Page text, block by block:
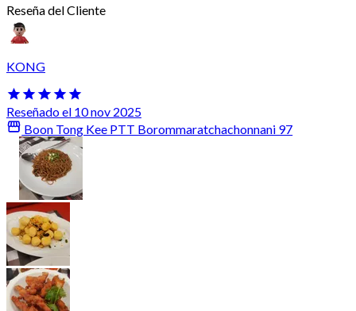
Reseña del Cliente
KONG
Reseñado el 10 nov 2025
Boon Tong Kee PTT Borommaratchachonnani 97